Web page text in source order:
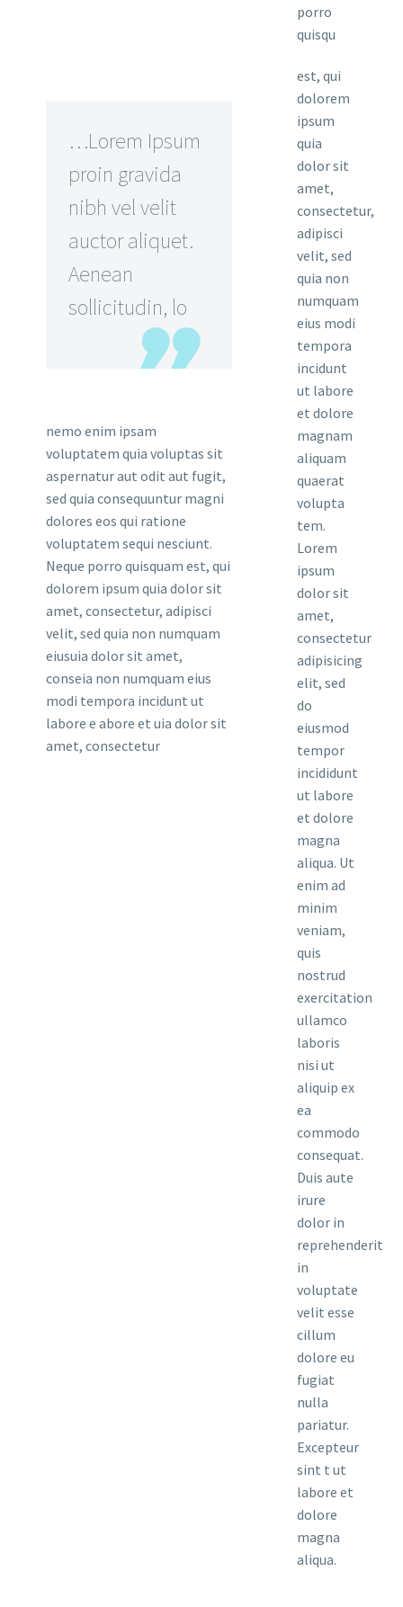
porro
quisqu
…Lorem Ipsum
proin gravida
nibh vel velit
auctor aliquet.
Aenean
sollicitudin, lo
nemo enim ipsam
voluptatem quia voluptas sit
aspernatur aut odit aut fugit,
sed quia consequuntur magni
dolores eos qui ratione
voluptatem sequi nesciunt.
Neque porro quisquam est, qui
dolorem ipsum quia dolor sit
amet, consectetur, adipisci
velit, sed quia non numquam
eiusuia dolor sit amet,
conseia non numquam eius
modi tempora incidunt ut
labore e abore et uia dolor sit
amet, consectetur
est, qui
dolorem
ipsum
quia
dolor sit
amet,
consectetur,
adipisci
velit, sed
quia non
numquam
eius modi
tempora
incidunt
ut labore
et dolore
magnam
aliquam
quaerat
volupta
tem.
Lorem
ipsum
dolor sit
amet,
consectetur
adipisicing
elit, sed
do
eiusmod
tempor
incididunt
ut labore
et dolore
magna
aliqua. Ut
enim ad
minim
veniam,
quis
nostrud
exercitation
ullamco
laboris
nisi ut
aliquip ex
ea
commodo
consequat.
Duis aute
irure
dolor in
reprehenderit
in
voluptate
velit esse
cillum
dolore eu
fugiat
nulla
pariatur.
Excepteur
sint t ut
labore et
dolore
magna
aliqua.